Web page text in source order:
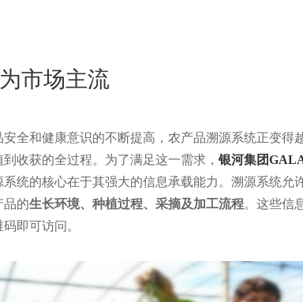
市场主流
安全和健康意识的不断提高，农产品溯源系统正变
收获的全过程。为了满足这一需求， 银河集团
统的核心在于其强大的信息承载能力。溯源系统允
品的生长环境、种植过程、采摘及加工流程。这些信
即可访问。